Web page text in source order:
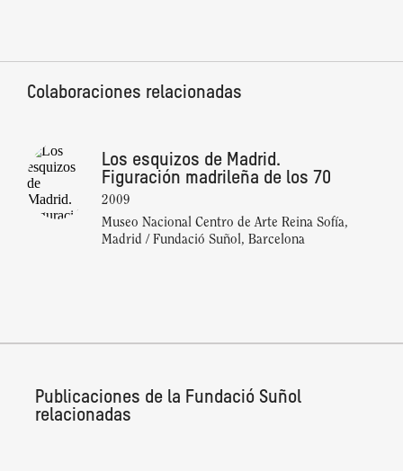
Colaboraciones relacionadas
Los esquizos de Madrid.
Figuración madrileña de los 70
2009
Museo Nacional Centro de Arte Reina Sofía,
Madrid / Fundació Suñol, Barcelona
Publicaciones de la Fundació Suñol
relacionadas